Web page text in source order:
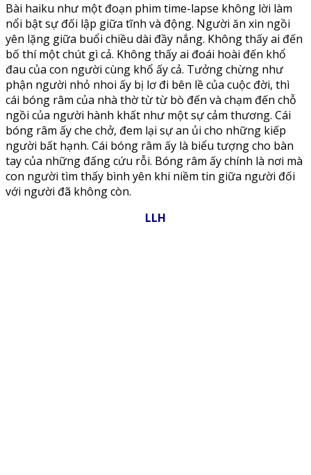
Bài haiku như một đoạn phim time-lapse không lời làm
nổi bật sự đối lập giữa tĩnh và động. Người ăn xin ngồi
yên lặng giữa buổi chiều dài đầy nắng. Không thấy ai đến
bố thí một chút gì cả. Không thấy ai đoái hoài đến khổ
đau của con người cùng khổ ấy cả. Tưởng chừng như
phận người nhỏ nhoi ấy bị lơ đi bên lề của cuộc đời, thì
cái bóng râm của nhà thờ từ từ bò đến và chạm đến chỗ
ngồi của người hành khất như một sự cảm thương. Cái
bóng râm ấy che chở, đem lại sự an ủi cho những kiếp
người bất hạnh. Cái bóng râm ấy là biểu tượng cho bàn
tay của những đấng cứu rỗi. Bóng râm ấy chính là nơi mà
con người tìm thấy bình yên khi niềm tin giữa người đối
với người đã không còn.
LLH